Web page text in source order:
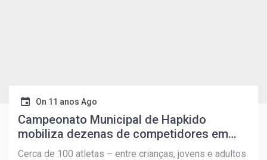
On 11 anos Ago
Campeonato Municipal de Hapkido
mobiliza dezenas de competidores em
Peruíbe
Cerca de 100 atletas – entre crianças, jovens e adultos